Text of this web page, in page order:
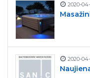
2020-
2020-